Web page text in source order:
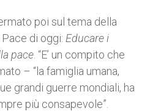
poi sul tema della
di oggi: Educare i
pace . “E’ un compito che
– “la famiglia umana,
grandi guerre mondiali, ha
più consapevole”.